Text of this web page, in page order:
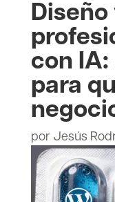
con
para
por Jesús